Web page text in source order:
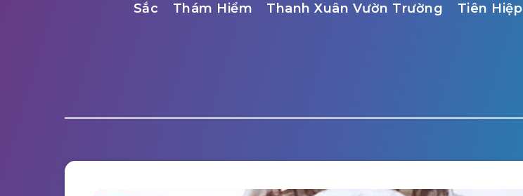
Sắc Thám Hiểm Thanh Xuân Vườn Trường Tiên Hiệp